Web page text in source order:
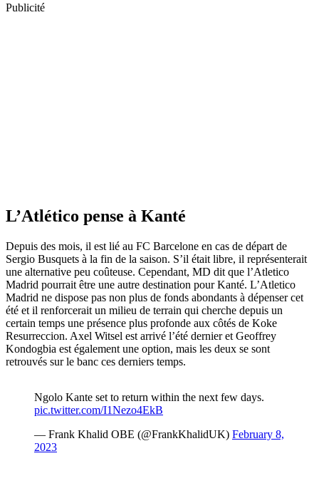
Publicité
L’Atlético pense à Kanté
Depuis des mois, il est lié au FC Barcelone en cas de départ de
Sergio Busquets à la fin de la saison. S’il était libre, il représenterait
une alternative peu coûteuse. Cependant, MD dit que l’Atletico
Madrid pourrait être une autre destination pour Kanté. L’Atletico
Madrid ne dispose pas non plus de fonds abondants à dépenser cet
été et il renforcerait un milieu de terrain qui cherche depuis un
certain temps une présence plus profonde aux côtés de Koke
Resurreccion. Axel Witsel est arrivé l’été dernier et Geoffrey
Kondogbia est également une option, mais les deux se sont
retrouvés sur le banc ces derniers temps.